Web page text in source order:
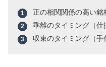
正の相関関係の高い銘
乖離のタイミング（仕
収束のタイミング（